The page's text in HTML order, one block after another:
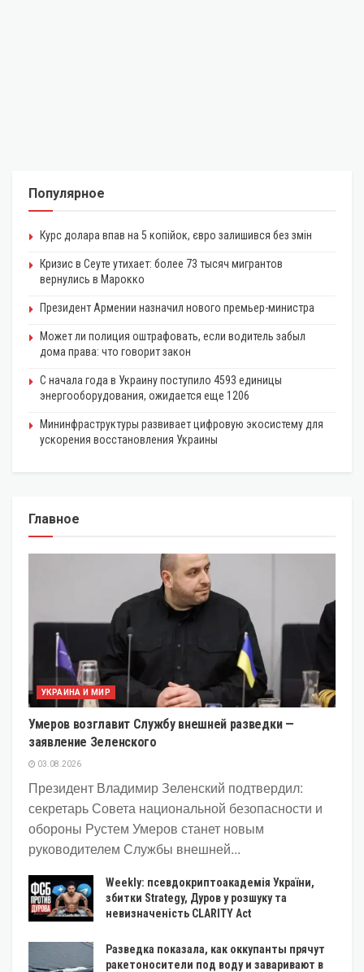
Популярное
Курс долара впав на 5 копійок, євро залишився без змін
Кризис в Сеуте утихает: более 73 тысяч мигрантов
вернулись в Марокко
Президент Армении назначил нового премьер-министра
Может ли полиция оштрафовать, если водитель забыл
дома права: что говорит закон
С начала года в Украину поступило 4593 единицы
энергооборудования, ожидается еще 1206
Мининфраструктуры развивает цифровую экосистему для
ускорения восстановления Украины
Главное
УКРАИНА И МИР
Умеров возглавит Службу внешней разведки —
заявление Зеленского
03.08.2026
Президент Владимир Зеленский подтвердил:
секретарь Совета национальной безопасности и
обороны Рустем Умеров станет новым
руководителем Службы внешней...
Weekly: псевдокриптоакадемія України,
збитки Strategy, Дуров у розшуку та
невизначеність CLARITY Act
Разведка показала, как оккупанты прячут
ракетоносители под воду и заваривают в